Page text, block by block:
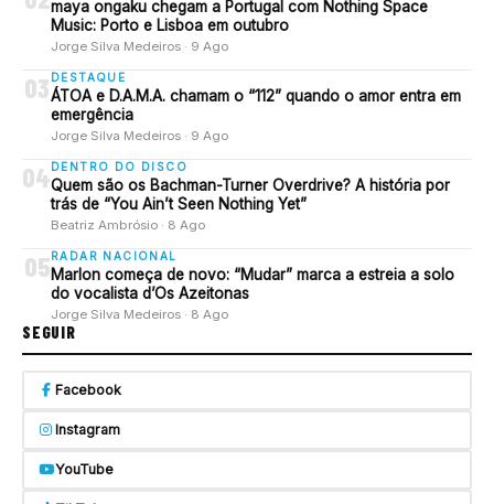
maya ongaku chegam a Portugal com Nothing Space
Music: Porto e Lisboa em outubro
Jorge Silva Medeiros · 9 Ago
03 DESTAQUE
ÁTOA e D.A.M.A. chamam o “112” quando o amor entra em
emergência
Jorge Silva Medeiros · 9 Ago
04DENTRO DO DISCO
Quem são os Bachman-Turner Overdrive? A história por
trás de “You Ain’t Seen Nothing Yet”
Beatriz Ambrósio · 8 Ago
05 RADAR NACIONAL
Marlon começa de novo: “Mudar” marca a estreia a solo
do vocalista d’Os Azeitonas
Jorge Silva Medeiros · 8 Ago
SEGUIR
Facebook
Instagram
YouTube